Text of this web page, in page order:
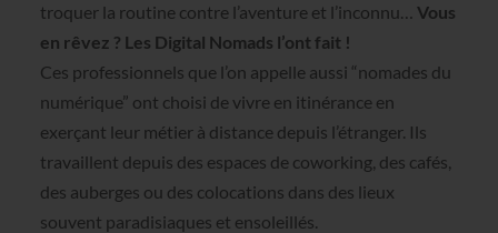
troquer la routine contre l’aventure et l’inconnu… Vous
en rêvez ? Les Digital Nomads l’ont fait !
Ces professionnels que l’on appelle aussi “nomades du
numérique” ont choisi de vivre en itinérance en
exerçant leur métier à distance depuis l’étranger. Ils
travaillent depuis des espaces de coworking, des cafés,
des auberges ou des colocations dans des lieux
souvent paradisiaques et ensoleillés.